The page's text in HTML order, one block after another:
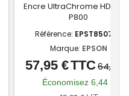
Encre UltraChrome HD -
P800
Référence: EPST850700
Marque: EPSON
Prix
Prix
de
57,95 €TTC64,39
Économisez 6,44 €